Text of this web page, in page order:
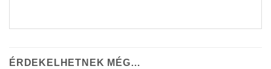
ÉRDEKELHETNEK MÉG…